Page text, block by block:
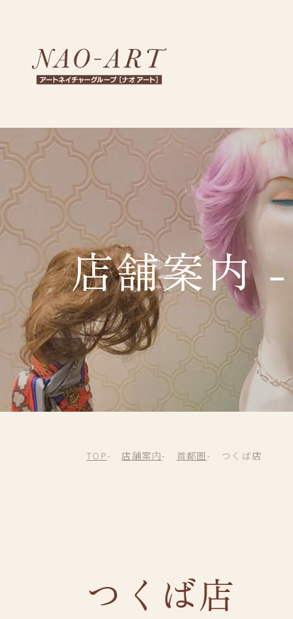
店舗案内 -
TOP 店舗案内 首都圏 つくば店
つくば店